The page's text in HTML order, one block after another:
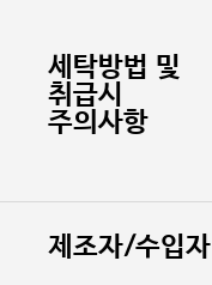
세탁방법 및
취급시
주의사항
제조자/수입자